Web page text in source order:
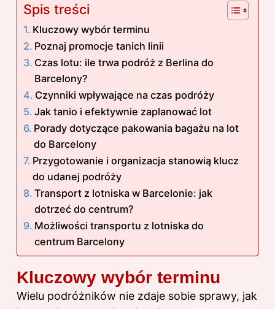
Spis treści
Kluczowy wybór terminu
Poznaj promocje tanich linii
Czas lotu: ile trwa podróż z Berlina do
Barcelony?
Czynniki wpływające na czas podróży
Jak tanio i efektywnie zaplanować lot
Porady dotyczące pakowania bagażu na lot
do Barcelony
Przygotowanie i organizacja stanowią klucz
do udanej podróży
Transport z lotniska w Barcelonie: jak
dotrzeć do centrum?
Możliwości transportu z lotniska do
centrum Barcelony
Kluczowy wybór terminu
Wielu podróżników nie zdaje sobie sprawy, jak